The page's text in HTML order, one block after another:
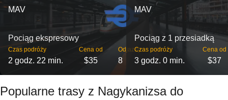
MAV
Pociąg ekspresowy
Czas podróży
2 godz. 22 min.
Cena od
$35
Odjazdy
8
MAV
Pociąg z 1 przesiadką
Czas podróży
3 godz. 0 min.
Cena od
$37
Popularne trasy z Nagykanizsa do